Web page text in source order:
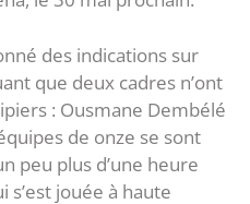
des indications sur
que deux cadres n’ont
: Ousmane Dembélé
de onze se sont
peu plus d’une heure
jouée à haute